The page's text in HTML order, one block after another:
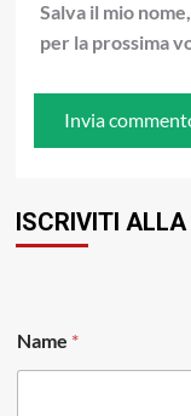
Salva il mio
per la prossima
ISCRIVITI
Name *